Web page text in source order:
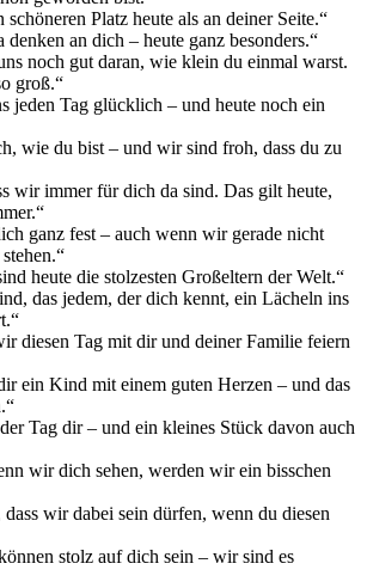
schöneren Platz heute als an deiner Seite.“
denken an dich – heute ganz besonders.“
noch gut daran, wie klein du einmal warst.
groß.“
jeden Tag glücklich – und heute noch ein
wie du bist – und wir sind froh, dass du zu
wir immer für dich da sind. Das gilt heute,
ganz fest – auch wenn wir gerade nicht
heute die stolzesten Großeltern der Welt.“
das jedem, der dich kennt, ein Lächeln ins
diesen Tag mit dir und deiner Familie feiern
ein Kind mit einem guten Herzen – und das
Tag dir – und ein kleines Stück davon auch
wir dich sehen, werden wir ein bisschen
wir dabei sein dürfen, wenn du diesen
stolz auf dich sein – wir sind es